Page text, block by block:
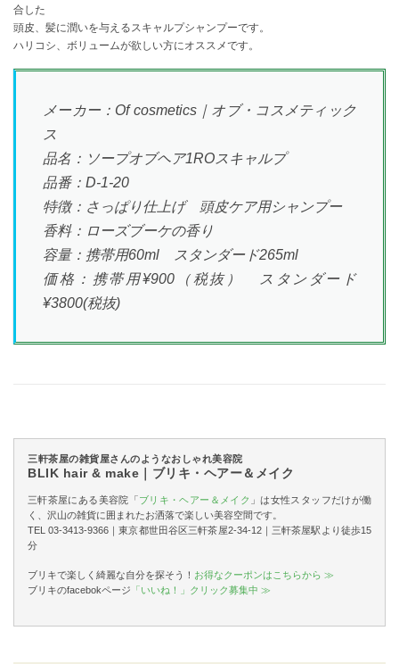
合した
頭皮、髪に潤いを与えるスキャルプシャンプーです。
ハリコシ、ボリュームが欲しい方にオススメです。
メーカー：Of cosmetics｜オブ・コスメティック
ス
品名：ソープオブヘア1ROスキャルプ
品番：D-1-20
特徴：さっぱり仕上げ 頭皮ケア用シャンプー
香料：ローズブーケの香り
容量：携帯用60ml スタンダード265ml
価格：携帯用¥900（税抜） スタンダード
¥3800(税抜)
三軒茶屋の雑貨屋さんのようなおしゃれ美容院
BLIK hair & make｜ブリキ・ヘアー＆メイク
三軒茶屋にある美容院「ブリキ・ヘアー＆メイク 」は女性スタッフだけが働
く、沢山の雑貨に囲まれたお洒落で楽しい美容空間です。
TEL 03-3413-9366｜東京都世田谷区三軒茶屋2-34-12｜三軒茶屋駅より徒歩15
分
ブリキで楽しく綺麗な自分を探そう！ お得なクーポンはこちらから ≫
ブリキのfacebokページ 「いいね！」クリック募集中 ≫